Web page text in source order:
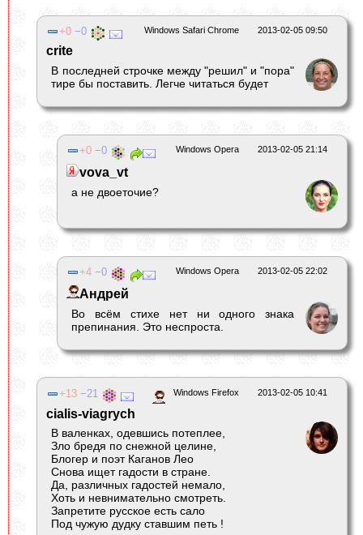
2013-02-05 09:50
Windows Safari Chrome
0 0
crite
В последней строчке между "решил" и "пора"
тире бы поставить. Легче читаться будет
2013-02-05 21:14
Windows Opera
0 0
vova_vt
а не двоеточие?
2013-02-05 22:02
Windows Opera
4 0
Андрей
Во всём стихе нет ни одного знака
препинания. Это неспроста.
2013-02-05 10:41
Windows Firefox
13 21
cialis-viagrych
В валенках, одевшись потеплее,
Зло бредя по снежной целине,
Блогер и поэт Каганов Лео
Снова ищет гадости в стране.
Да, различных гадостей немало,
Хоть и невнимательно смотреть.
Запретите русское есть сало
Под чужую дудку ставшим петь !